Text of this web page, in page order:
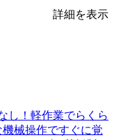
詳細を表示